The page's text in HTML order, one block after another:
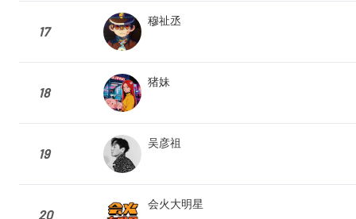
17
穆祉丞
18
猪妹
19
吴彦祖
20
会火大明星